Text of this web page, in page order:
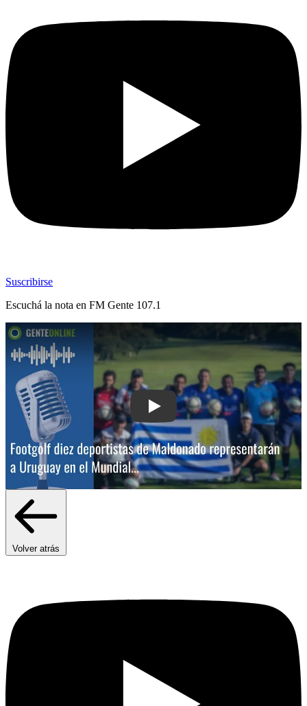
Suscribirse
Escuchá la nota en FM Gente 107.1
Play: Footgolf: diez deportistas de
Volver atrás